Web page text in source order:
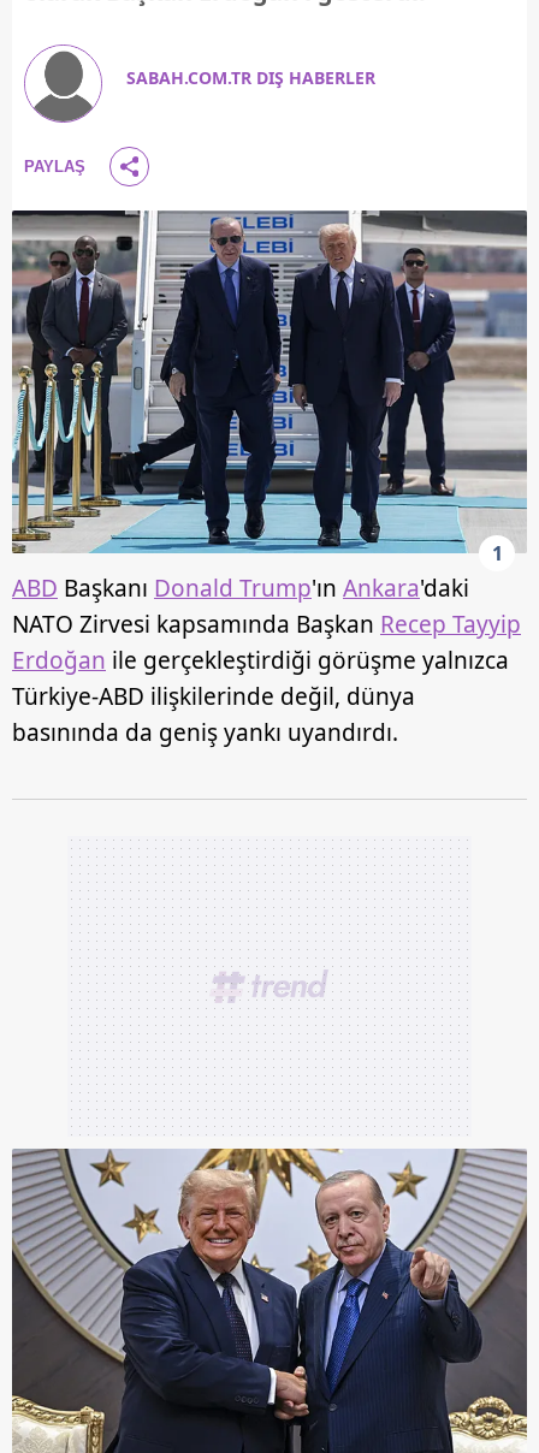
SABAH.COM.TR DIŞ HABERLER
PAYLAŞ
1
ABD Başkanı Donald Trump'ın Ankara'daki
NATO Zirvesi kapsamında Başkan Recep Tayyip
Erdoğan ile gerçekleştirdiği görüşme yalnızca
Türkiye-ABD ilişkilerinde değil, dünya
basınında da geniş yankı uyandırdı.